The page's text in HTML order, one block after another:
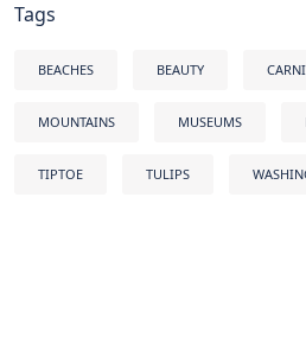
Tags
BEACHES BEAUTY
MOUNTAINS MUSEUMS
TIPTOE TULIPS